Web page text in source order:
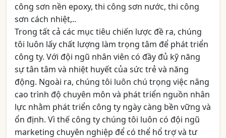
công sơn nền epoxy, thi công sơn nước, thi công
sơn cách nhiệt,..
Trong tất cả các mục tiêu chiến lược đề ra, chúng
tôi luôn lấy chất lượng làm trọng tâm để phát triển
công ty. Với đội ngũ nhân viên có đầy đủ kỹ năng
sự tân tâm và nhiệt huyết của sức trẻ và năng
động. Ngoài ra, chúng tôi luôn chú trọng việc nâng
cao trình độ chuyên môn và phát triển nguồn nhân
lực nhằm phát triển công ty ngày càng bền vững và
ổn định. Vì thế công ty chúng tôi luôn có đội ngũ
marketing chuyên nghiệp để có thể hổ trợ và tư